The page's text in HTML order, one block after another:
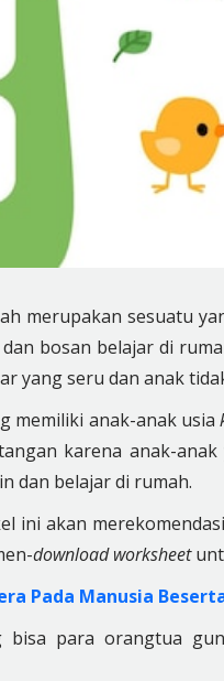
merupakan sesuatu
bosan belajar di
yang seru dan anak
memiliki anak-anak usia
karena anak-
dan belajar di rumah.
ini akan
download worksheet
Pada Manusia
bisa para orangtua